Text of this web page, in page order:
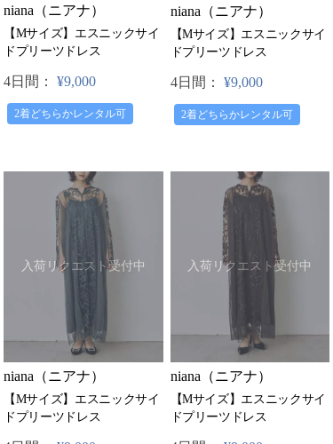
niana（ニアナ）
【Mサイズ】エスニックサイ
ドプリーツドレス
4日間： ¥9,000
2着どちらかレンタル可
niana（ニアナ）
【Mサイズ】エスニックサイ
ドプリーツドレス
4日間： ¥9,000
2着どちらかレンタル可
入荷リクエスト受付中
niana（ニアナ）
【Mサイズ】エスニックサイ
ドプリーツドレス
入荷リクエスト受付中
niana（ニアナ）
【Mサイズ】エスニックサイ
ドプリーツドレス